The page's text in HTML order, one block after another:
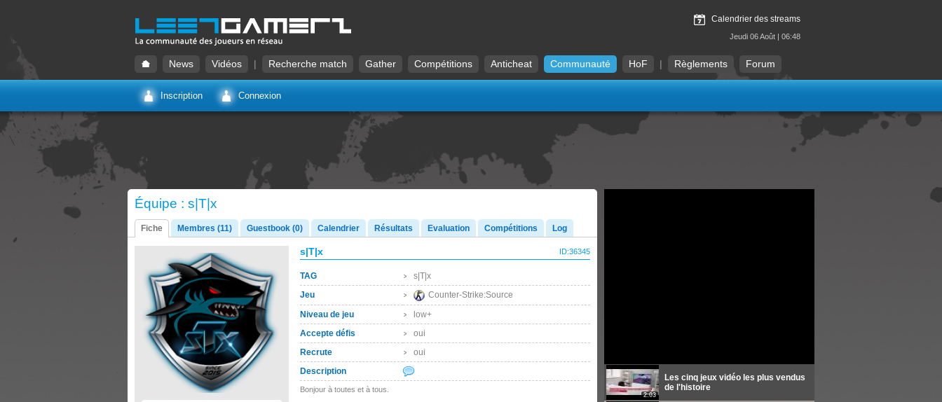
Calendrier des streams
Jeudi 06 Août | 06:48
News Vidéos | Recherche match Gather Compétitions Anticheat Communauté HoF | Règlements Forum
Inscription Connexion
Équipe : s|T|x
Fiche Membres (11) Guestbook (0) Calendrier Résultats Evaluation Compétitions Log
s|T|x ID:36345
TAG
s|T|x
Jeu
Counter-Strike:Source
Niveau de jeu
low+
Accepte défis
oui
Recrute
oui
Description
Bonjour à toutes et à tous.
2:03
Les cinq jeux vidéo les plus vendus
de l'histoire